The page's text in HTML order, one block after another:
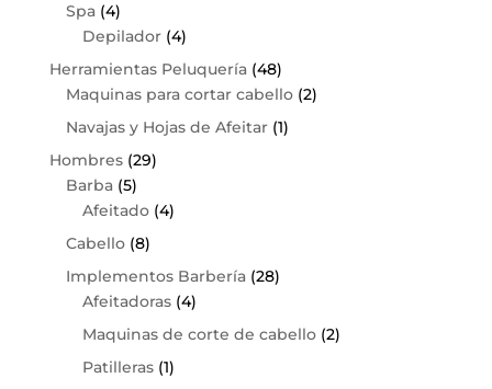
Spa (4)
Depilador (4)
Herramientas Peluquería (48)
Maquinas para cortar cabello (2)
Navajas y Hojas de Afeitar (1)
Hombres (29)
Barba (5)
Afeitado (4)
Cabello (8)
Implementos Barbería (28)
Afeitadoras (4)
Maquinas de corte de cabello (2)
Patilleras (1)